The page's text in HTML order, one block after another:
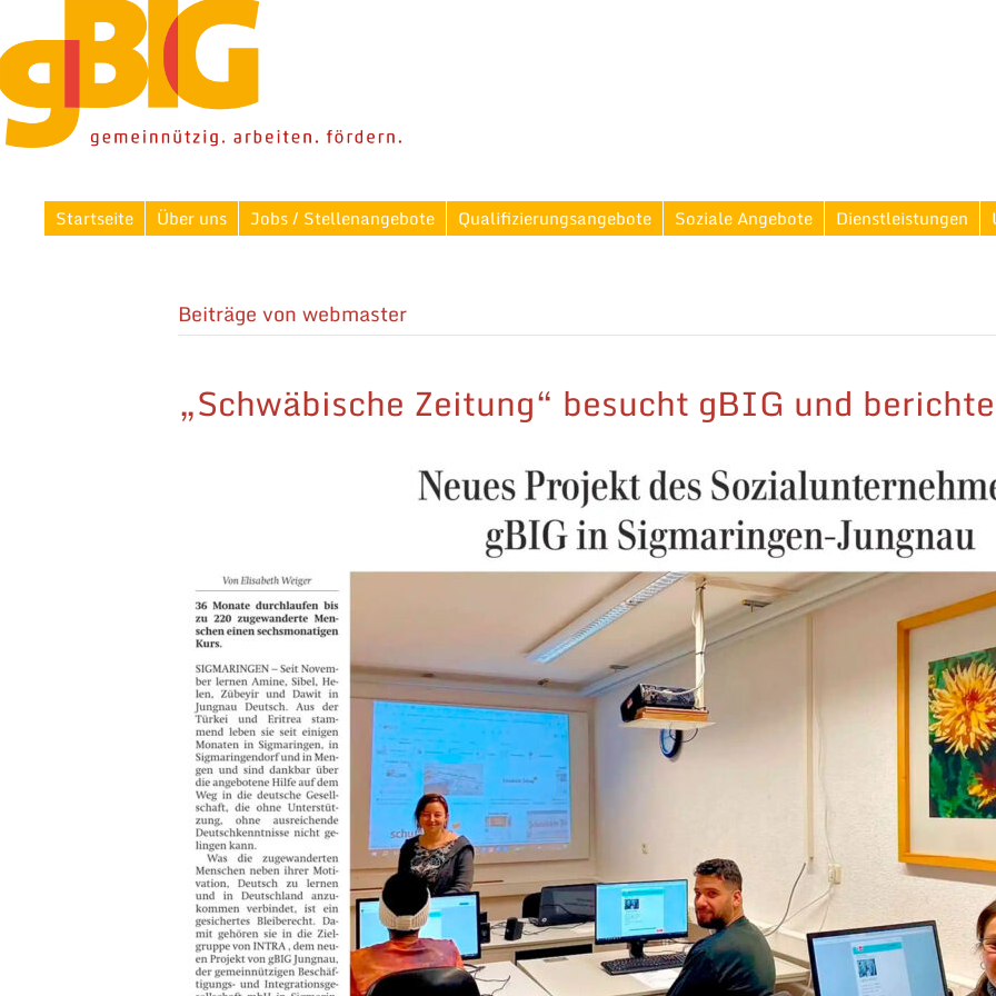
Startseite Über uns Jobs / Stellenangebote Qualifizierungsangebote Soziale Angebote Dienstleistungen
Beiträge von webmaster
„Schwäbische Zeitung“ besucht gBIG und